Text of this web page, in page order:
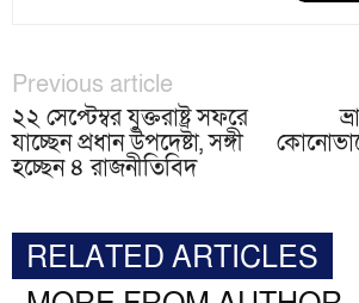
Previous article
২২ সেপ্টেম্বর যুক্তরাষ্ট্র সফরে
যাচ্ছেন প্রধান উপদেষ্টা, সঙ্গী
হচ্ছেন ৪ রাজনীতিবিদ
RELATED ARTICLES